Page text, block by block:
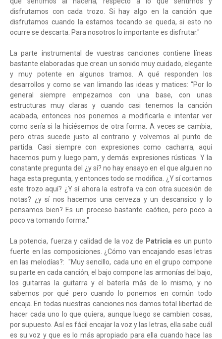
disfrutamos con cada trozo. Si hay algo en la canción que
disfrutamos cuando la estamos tocando se queda, si esto no
ocurre se descarta. Para nosotros lo importante es disfrutar."
La parte instrumental de vuestras canciones contiene líneas
bastante elaboradas que crean un sonido muy cuidado, elegante
y muy potente en algunos tramos. A qué responden los
desarrollos y como se van limando las ideas y matices: "Por lo
general siempre empezamos con una base, con unas
estructuras muy claras y cuando casi tenemos la canción
acabada, entonces nos ponemos a modificarla e intentar ver
como sería si la hiciésemos de otra forma. A veces se cambia,
pero otras sucede justo al contrario y volvemos al punto de
partida. Casi siempre con expresiones como cacharra, aquí
hacemos pum y luego pam, y demás expresiones rústicas. Y la
constante pregunta del ¿y sí? no hay ensayo en el que alguien no
haga esta pregunta, y entonces todo se modifica. ¿Y sí cortamos
este trozo aquí? ¿Y sí ahora la estrofa va con otra sucesión de
notas? ¿y sí nos hacemos una cerveza y un descansico y lo
pensamos bien? Es un proceso bastante caótico, pero poco a
poco va tomando forma."
La potencia, fuerza y calidad de la voz de Patriciaes un punto
fuerte en las composiciones. ¿Cómo van encajando esas letras
en las melodías?: "Muy sencillo, cada uno en el grupo compone
su parte en cada canción, el bajo compone las armonías del bajo,
los guitarras la guitarra y el batería más de lo mismo, y no
sabemos por qué pero cuando lo ponemos en común todo
encaja. En todas nuestras canciones nos damos total libertad de
hacer cada uno lo que quiera, aunque luego se cambien cosas,
por supuesto. Así es fácil encajar la voz y las letras, ella sabe cuál
es su voz y que es lo más apropiado para ella cuando hace las